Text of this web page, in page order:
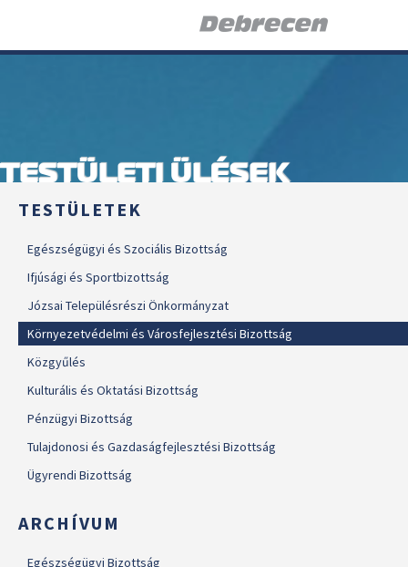
TESTÜLETI ÜLÉSEK
TESTÜLETEK
Egészségügyi és Szociális Bizottság
Ifjúsági és Sportbizottság
Józsai Településrészi Önkormányzat
Környezetvédelmi és Városfejlesztési Bizottság
Közgyűlés
Kulturális és Oktatási Bizottság
Pénzügyi Bizottság
Tulajdonosi és Gazdaságfejlesztési Bizottság
Ügyrendi Bizottság
ARCHÍVUM
Egészségügyi Bizottság